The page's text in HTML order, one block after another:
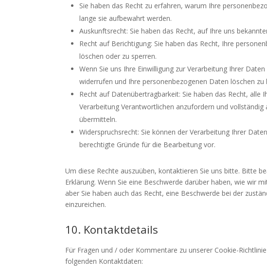
Sie haben das Recht zu erfahren, warum Ihre
lange sie aufbewahrt werden.
Auskunftsrecht: Sie haben das Recht, auf Ihre uns
Recht auf Berichtigung: Sie haben das Recht, Ihre
löschen oder zu sperren.
Wenn Sie uns Ihre Einwilligung zur Verarbeitung Ihrer
widerrufen und Ihre personenbezogenen Daten löschen zu
Recht auf Datenübertragbarkeit: Sie haben das Recht,
Verarbeitung Verantwortlichen anzufordern und
übermitteln.
Widerspruchsrecht: Sie können der Verarbeitung Ihrer
berechtigte Gründe für die Bearbeitung vor.
Um diese Rechte auszuüben, kontaktieren Sie uns bitte. Bitte
Erklärung. Wenn Sie eine Beschwerde darüber haben, wie wir
aber Sie haben auch das Recht, eine Beschwerde bei der
einzureichen.
10. Kontaktdetails
Für Fragen und / oder Kommentare zu unserer Cookie-
folgenden Kontaktdaten: